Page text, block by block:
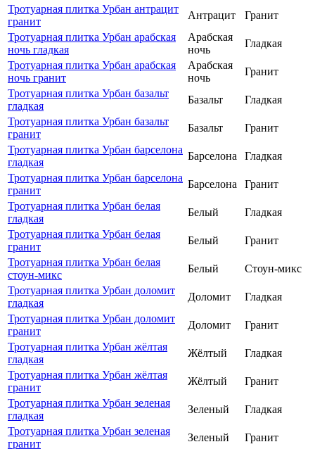
Тротуарная плитка Урбан антрацит
гранит
Антрацит
Гранит
Тротуарная плитка Урбан арабская
ночь гладкая
Арабская
ночь
Гладкая
Тротуарная плитка Урбан арабская
ночь гранит
Арабская
ночь
Гранит
Тротуарная плитка Урбан базальт
гладкая
Базальт
Гладкая
Тротуарная плитка Урбан базальт
гранит
Базальт
Гранит
Тротуарная плитка Урбан барселона
гладкая
Барселона
Гладкая
Тротуарная плитка Урбан барселона
гранит
Барселона
Гранит
Тротуарная плитка Урбан белая
гладкая
Белый
Гладкая
Тротуарная плитка Урбан белая
гранит
Белый
Гранит
Тротуарная плитка Урбан белая
стоун-микс
Белый
Стоун-микс
Тротуарная плитка Урбан доломит
гладкая
Доломит
Гладкая
Тротуарная плитка Урбан доломит
гранит
Доломит
Гранит
Тротуарная плитка Урбан жёлтая
гладкая
Жёлтый
Гладкая
Тротуарная плитка Урбан жёлтая
гранит
Жёлтый
Гранит
Тротуарная плитка Урбан зеленая
гладкая
Зеленый
Гладкая
Тротуарная плитка Урбан зеленая
гранит
Зеленый Гранит